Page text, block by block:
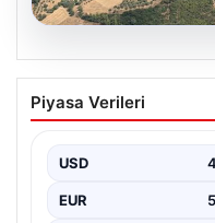
Muğla
{ "title": "Muğla
Piyasa Verileri
USD
EUR